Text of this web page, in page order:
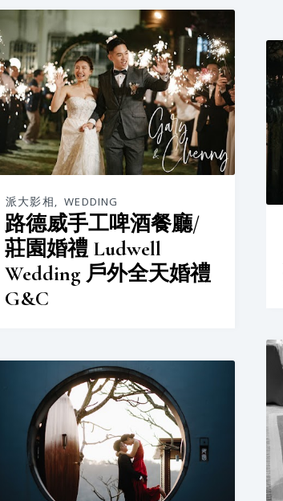
派大影相, WEDDING
路德威手工啤酒餐廳/
莊園婚禮 Ludwell
Wedding 戶外全天婚禮
G&C